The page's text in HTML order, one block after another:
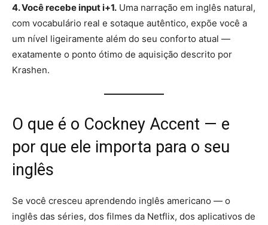
4. Você recebe input i+1. Uma narração em inglês natural,
com vocabulário real e sotaque autêntico, expõe você a
um nível ligeiramente além do seu conforto atual —
exatamente o ponto ótimo de aquisição descrito por
Krashen.
O que é o Cockney Accent — e
por que ele importa para o seu
inglês
Se você cresceu aprendendo inglês americano — o
inglês das séries, dos filmes da Netflix, dos aplicativos de